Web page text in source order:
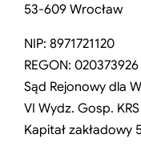
53-609 Wrocław
NIP: 8971721120
REGON: 020373926
Sąd Rejonowy dla
VI Wydz. Gosp.
Kapitał zakładowy